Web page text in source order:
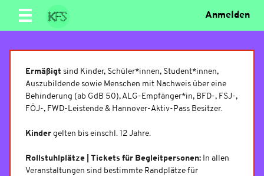
Anmelden
Ermäßigt sind Kinder, Schüler*innen, Student*innen,
Auszubildende sowie Menschen mit Nachweis über eine
Behinderung (ab GdB 50), ALG-Empfänger*in, BFD-, FSJ-,
FÖJ-, FWD-Leistende & Hannover-Aktiv-Pass Besitzer.
Kinder gelten bis einschl. 12 Jahre.
Rollstuhlplätze | Tickets für Begleitpersonen: In allen
Veranstaltungen sind bestimmte Randplätze für